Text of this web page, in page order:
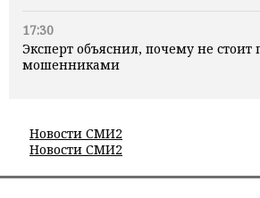
17:30
Эксперт объяснил, почему не
мошенниками
Новости СМИ2
Новости СМИ2